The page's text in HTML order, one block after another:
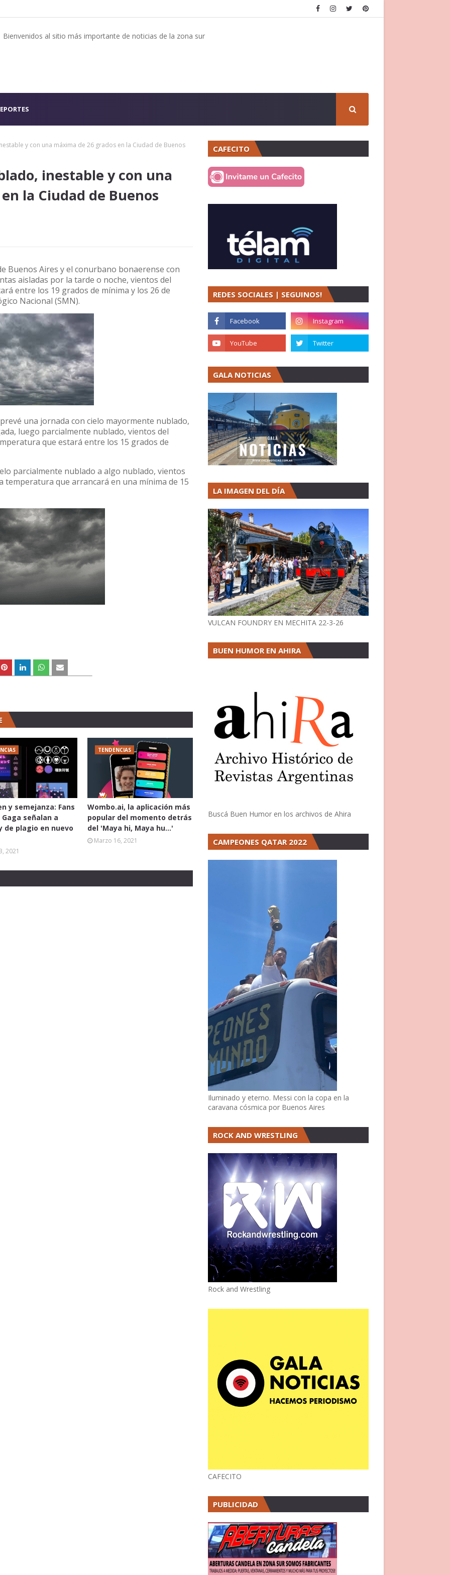
Bienvenidos al sitio más importante de noticias de la zona sur
y con una máxima de 26 grados en la Ciudad de Buenos
inestable y con una
la Ciudad de Buenos
Buenos Aires y el conurbano bonaerense con
aisladas por la tarde o noche, vientos del
entre los 19 grados de mínima y los 26 de
Nacional (SMN).
una jornada con cielo mayormente nublado,
luego parcialmente nublado, vientos del
que estará entre los 15 grados de
parcialmente nublado a algo nublado, vientos
temperatura que arrancará en una mínima de 15
y semejanza: Fans
Gaga señalan a
de plagio en nuevo
2021
TENDENCIAS
Wombo.ai, la aplicación más
popular del momento detrás
del 'Maya hi, Maya hu...'
Marzo 16, 2021
CAFECITO
REDES SOCIALES | SEGUINOS!
GALA NOTICIAS
LA IMAGEN DEL DÍA
VULCAN FOUNDRY EN MECHITA 22-3-26
BUEN HUMOR EN AHIRA
Buscá Buen Humor en los archivos de Ahira
CAMPEONES QATAR 2022
Iluminado y eterno. Messi con la copa en la
caravana cósmica por Buenos Aires
ROCK AND WRESTLING
Rock and Wrestling
CAFECITO
PUBLICIDAD